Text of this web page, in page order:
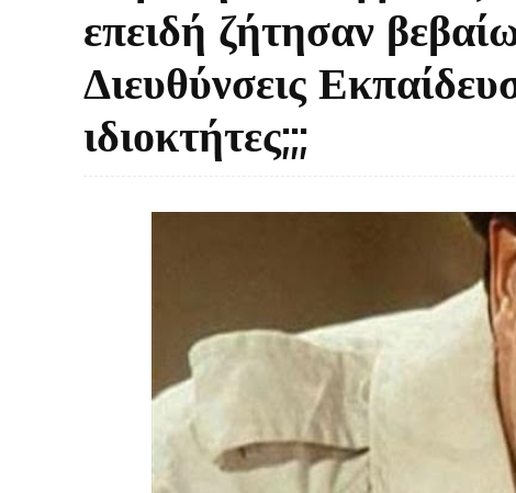
επειδή ζήτησαν
Διευθύνσεις
ιδιοκτήτες;;;